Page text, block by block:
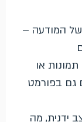
המודעה –
או
גם בפורמט
ידנית, מה